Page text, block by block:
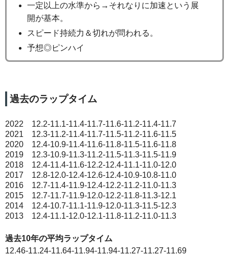
一定以上の水準から→それなりに加速という展
開が基本。
スピード持続力＆切れが問われる。
予想◎ピンハイ
過去のラップタイム
2022 12.2-11.1-11.4-11.7-11.6-11.2-11.4-11.7
2021 12.3-11.2-11.4-11.7-11.5-11.2-11.6-11.5
2020 12.4-10.9-11.4-11.6-11.8-11.5-11.6-11.8
2019 12.3-10.9-11.3-11.2-11.5-11.3-11.5-11.9
2018 12.4-11.4-11.6-12.2-12.4-11.1-11.0-12.0
2017 12.8-12.0-12.4-12.6-12.4-10.9-10.8-11.0
2016 12.7-11.4-11.9-12.4-12.2-11.2-11.0-11.3
2015 12.7-11.7-11.9-12.0-12.2-11.8-11.3-12.1
2014 12.4-10.7-11.1-11.9-12.0-11.3-11.5-12.3
2013 12.4-11.1-12.0-12.1-11.8-11.2-11.0-11.3
過去10年の平均ラップタイム
12.46-11.24-11.64-11.94-11.94-11.27-11.27-11.69